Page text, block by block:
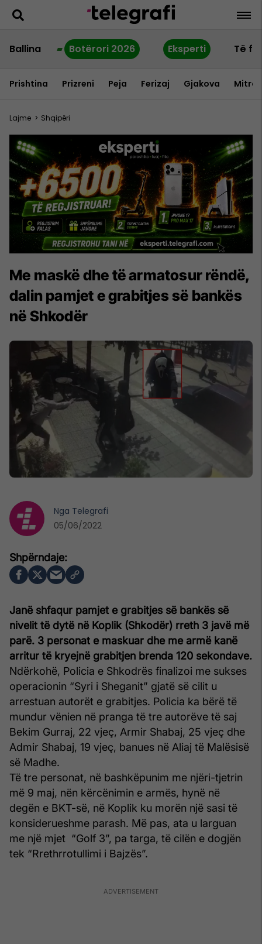
Ballina Botërori 2026 Eksperti Të
Prishtina Prizreni Peja Ferizaj Gjakova
Lajme > Shqipëri
Me maskë dhe të armatosur rëndë,
dalin pamjet e grabitjes së bankës
në Shkodër
Janë shfaqur pamjet e grabitjes së bankës së
nivelit të dytë në Koplik (Shkodër) rreth 3 javë më
parë. 3 personat e maskuar dhe me armë kanë
arritur të kryejnë grabitjen brenda 120 sekondave.
Ndërkohë, Policia e Shkodrës finalizoi me sukses
operacionin “Syri i Sheganit” gjatë së cilit u
arrestuan autorët e grabitjes. Policia ka bërë të
mundur vënien në pranga të tre autorëve të saj
Bekim Gurraj, 22 vjeç, Armir Shabaj, 25 vjeç dhe
Admir Shabaj, 19 vjeç, banues në Aliaj të Malësisë
së Madhe.
Të tre personat, në bashkëpunim me njëri-tjetrin
më 9 maj, nën kërcënimin e armës, hynë në
degën e BKT-së, në Koplik ku morën një sasi të
konsiderueshme parash. Më pas, ata u larguan
me një mjet “Golf 3”, pa targa, të cilën e dogjën
tek “Rrethrrotullimi i Bajzës”.
Nga Telegrafi
05/06/2022